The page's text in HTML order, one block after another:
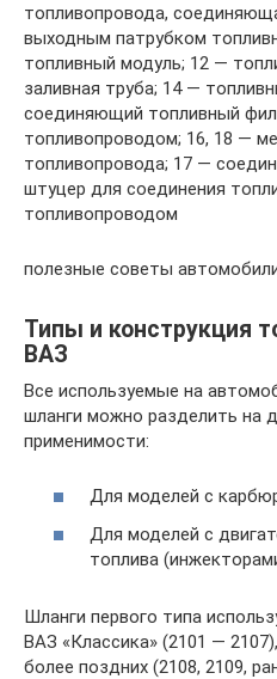
топливопровода,
выходным патрубком
топливный модуль; 12 —
заливная труба; 14 —
соединяющий топливный
топливопроводом; 16, 18 —
топливопровода; 17 —
штуцер для соединения
топливопроводом
полезные советы
Типы и конструкция
ВАЗ
Все используемые на
шланги можно разделить на
применимости:
Для моделей с
Для моделей с
топлива
Шланги первого типа
ВАЗ «Классика» (2101 —
более поздних (2108, 2109,